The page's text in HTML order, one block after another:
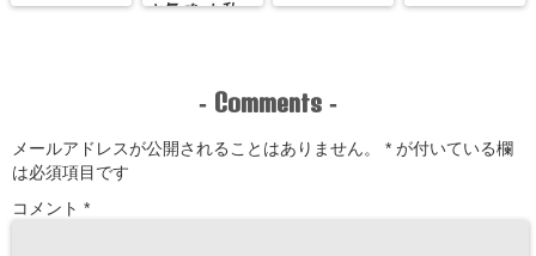
と気づいた私
- Comments -
メールアドレスが公開されることはありません。 * が付いている欄
は必須項目です
コメント *